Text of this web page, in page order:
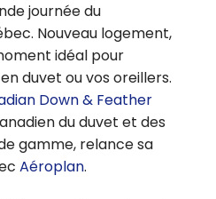
journée du
Nouveau logement,
idéal pour
duvet ou vos oreillers.
Down & Feather
du duvet et des
gamme, relance sa
Aéroplan.